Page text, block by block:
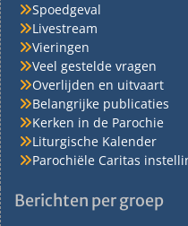
Spoedgeval
Livestream
Vieringen
Veel gestelde vragen
Overlijden en uitvaart
Belangrijke publicaties
Kerken in de Parochie
Liturgische Kalender
Parochiële Caritas
Berichten per groep